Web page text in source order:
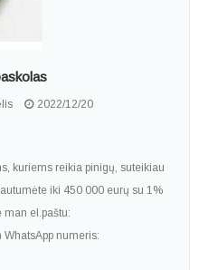
2022/12/20
kuriems reikia pinigų, suteikiau
iki 450 000 eurų su 1%
man el.paštu:
numeris: